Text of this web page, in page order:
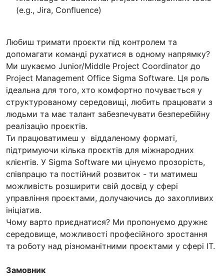
(e.g., Jira, Confluence)
Любиш тримати проєкти під контролем та
допомагати команді рухатися в одному напрямку?
Ми шукаємо Junior/Middle Project Coordinator до
Project Management Office Sigma Software. Ця роль
ідеальна для того, хто комфортно почувається у
структурованому середовищі, любить працювати з
людьми та має талант забезпечувати безперебійну
реалізацію проєктів.
Ти працюватимеш у віддаленому форматі,
підтримуючи кілька проєктів для міжнародних
клієнтів. У Sigma Software ми цінуємо прозорість,
співпрацю та постійний розвиток - ти матимеш
можливість розширити свій досвід у сфері
управління проєктами, долучаючись до захопливих
ініціатив.
Чому варто приєднатися? Ми пропонуємо дружнє
середовище, можливості професійного зростання
та роботу над різноманітними проєктами у сфері IT.
Замовник